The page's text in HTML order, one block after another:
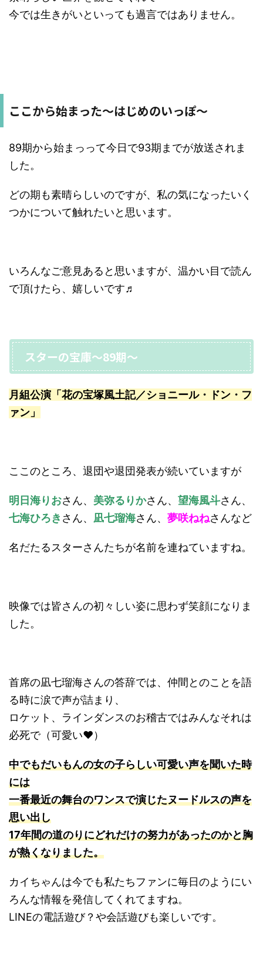
今では生きがいといっても過言ではありません。
ここから始まった〜はじめのいっぽ〜
89期から始まっって今日で93期までが放送されま
した。
どの期も素晴らしいのですが、私の気になったいく
つかについて触れたいと思います。
いろんなご意見あると思いますが、温かい目で読ん
で頂けたら、嬉しいです♬
スターの宝庫〜89期〜
月組公演「花の宝塚風土記／ショニール・ドン・フ
ァン」
ここのところ、退団や退団発表が続いていますが
明日海りおさん、 美弥るりかさん、 望海風斗さん、
七海ひろき さん、 凪七瑠海さん、 夢咲ねねさんなど
名だたるスターさんたちが名前を連ねていますね。
映像では皆さんの初々しい姿に思わず笑顔になりま
した。
首席の凪七瑠海さんの答辞では、仲間とのことを語
る時に涙で声が詰まり、
ロケット、ラインダンスのお稽古ではみんなそれは
必死で（可愛い❤︎）
中でもだいもんの女の子らしい可愛い声を聞いた時
には
一番最近の舞台のワンスで演じたヌードルスの声を
思い出し
17年間の道のりにどれだけの努力があったのかと胸
が熱くなりました。
カイちゃんは今でも私たちファンに毎日のようにい
ろんな情報を発信してくれてますね。
LINEの電話遊び？や会話遊びも楽しいです。